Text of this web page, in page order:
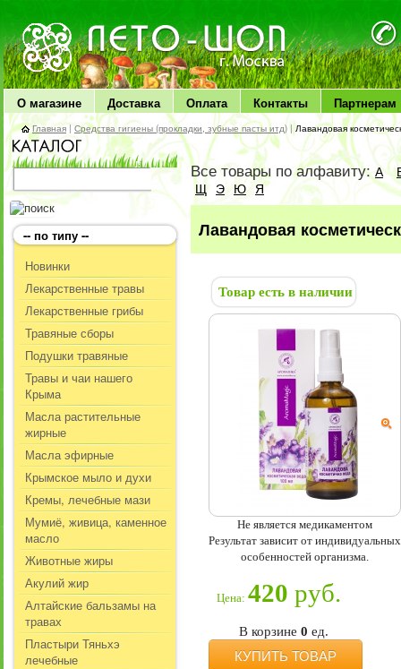
ЛЕТО чудо здоровья
О магазине Доставка Оплата Контакты Партнерам
Главная |Средства гигиены (прокладки, зубные пасты итд) | Лавандовая
-- по типу --
Новинки
Лекарственные травы
Лекарственные грибы
Травяные сборы
Подушки травяные
Травы и чаи нашего
Крыма
Масла растительные
жирные
Масла эфирные
Крымское мыло и духи
Кремы, лечебные мази
Мумиё, живица, каменное
масло
Животные жиры
Акулий жир
Алтайские бальзамы на
травах
Пластыри Тяньхэ
лечебные
Все товары по алфавиту:А
Щ Э Ю Я
Лавандовая
Товар есть в наличии
Не является медикаментом
Результат зависит от индивидуальных
особенностей организма.
Цена: 420 руб.
В корзине 0 ед.
КУПИТЬ ТОВАР